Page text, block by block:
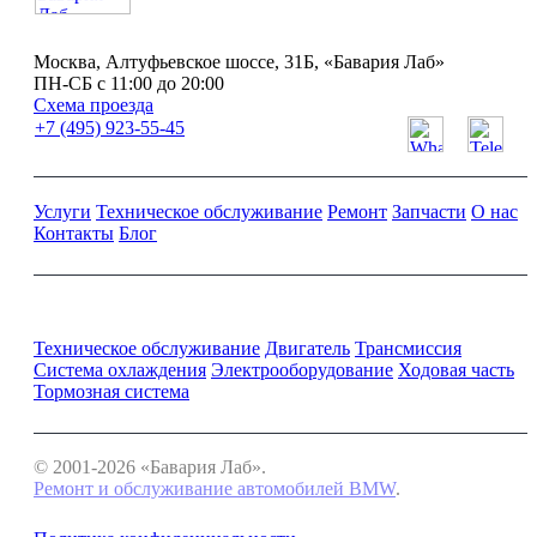
Москва, Алтуфьевское шоссе, 31Б, «Бавария Лаб»
ПН-СБ с 11:00 до 20:00
Схема проезда
+7 (495) 923-55-45
Услуги Техническое обслуживание Ремонт Запчасти О нас
Контакты Блог
Техническое обслуживание Двигатель Трансмиссия
Система охлаждения Электрооборудование Ходовая часть
Тормозная система
© 2001-2026 «Бавария Лаб».
Ремонт и обслуживание автомобилей BMW.